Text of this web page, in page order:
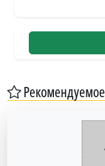
Рекомендуемое